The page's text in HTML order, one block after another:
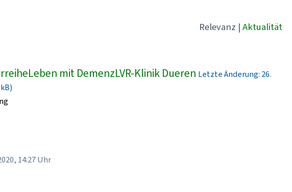
Relevanz | Aktualität
mit DemenzLVR-Klinik Dueren Letzte Änderung: 26.
14:27 Uhr